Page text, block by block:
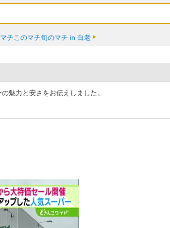
チこのマチ旬のマチ in 白老
魅力と安さをお伝えしました。